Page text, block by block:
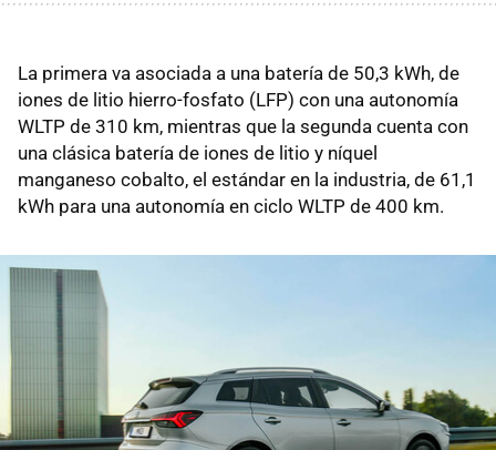
La primera va asociada a una batería de 50,3 kWh, de
iones de litio hierro-fosfato (LFP) con una autonomía
WLTP de 310 km, mientras que la segunda cuenta con
una clásica batería de iones de litio y níquel
manganeso cobalto, el estándar en la industria, de 61,1
kWh para una autonomía en ciclo WLTP de 400 km.